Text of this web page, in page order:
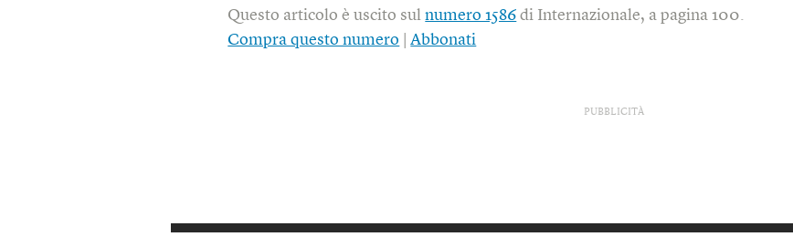
Questo articolo è uscito sulnumero 1586 di Internazionale, a pagina 100.
Compra questo numero |Abbonati
PUBBLICITÀ